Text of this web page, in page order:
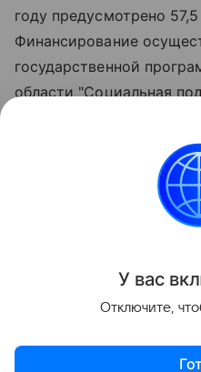
году предусмотрено
Финансирование
государственной
области "Социальная
Правительства региона.
Всего, начиная с 2012
276 многодетным
У вас
Отключите,